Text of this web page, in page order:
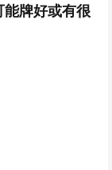
能牌好或有很